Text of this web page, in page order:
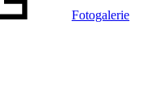
Fotogalerie